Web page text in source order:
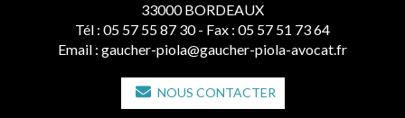
33000 BORDEAUX
Tél : 05 57 55 87 30 - Fax : 05 57 51 73 64
Email : gaucher-piola@gaucher-piola-avocat.fr
NOUS CONTACTER